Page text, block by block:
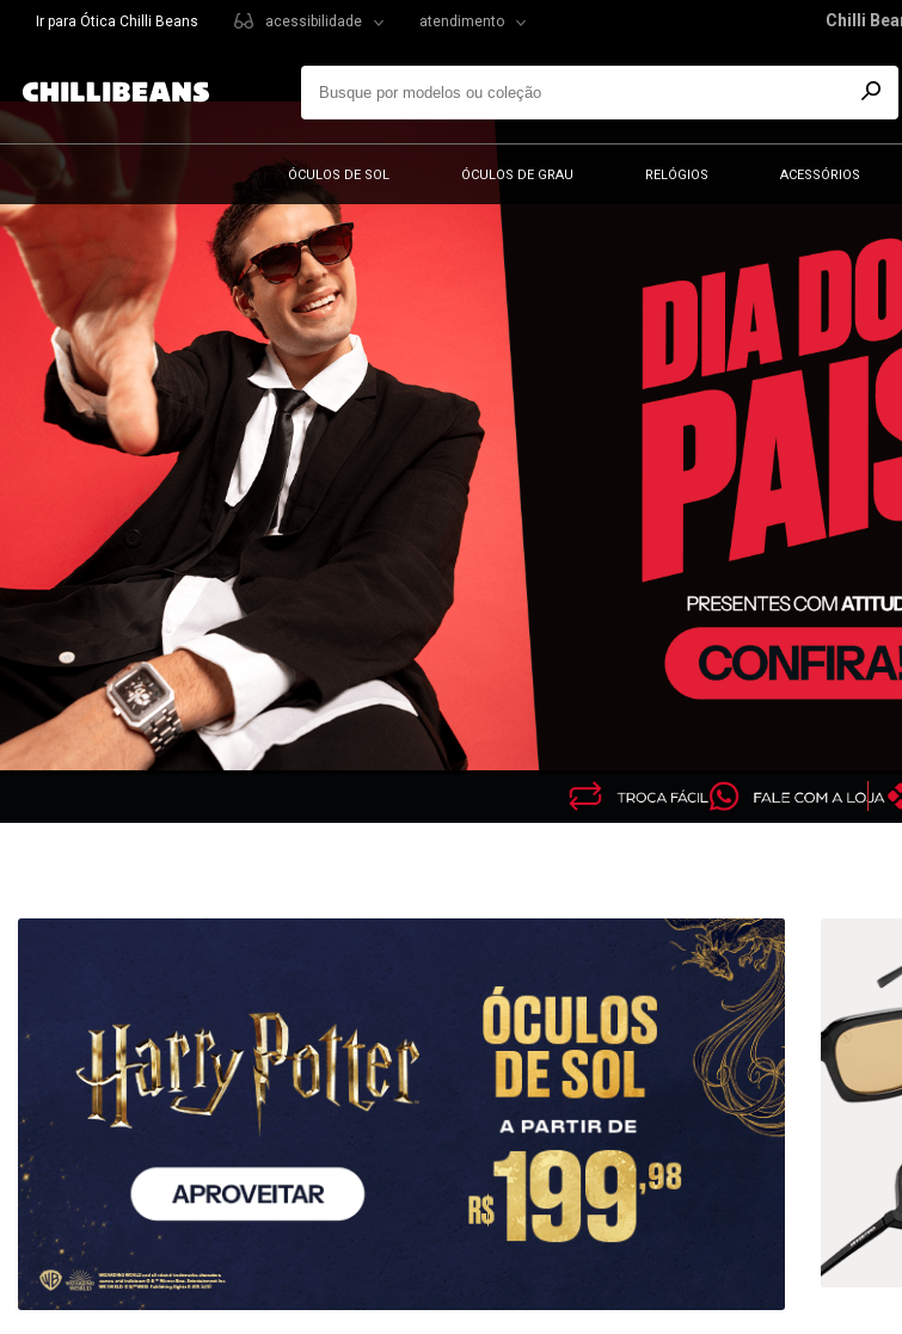
Ir para Ótica Chilli Beans acessibilidade atendimento Chilli
ÓCULOS DE SOL ÓCULOS DE GRAU RELÓGIOS ACESSÓRIOS